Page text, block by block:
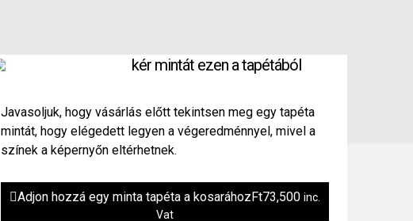
kér mintát ezen a tapétából
Javasoljuk, hogy vásárlás előtt tekintsen meg egy tapéta
mintát, hogy elégedett legyen a végeredménnyel, mivel a
színek a képernyőn eltérhetnek.
Adjon hozzá egy minta tapéta a kosarához Ft73,500 inc.
Vat